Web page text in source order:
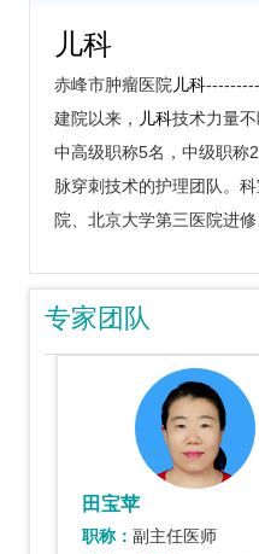
儿科
赤峰市肿瘤医院 儿科
建院以来， 儿科技术力量
中高级职称5名，中级职称
脉穿刺技术的护理团队。
院、北京大学第三医院进
专家团队
田宝苹
职称： 副主任医师